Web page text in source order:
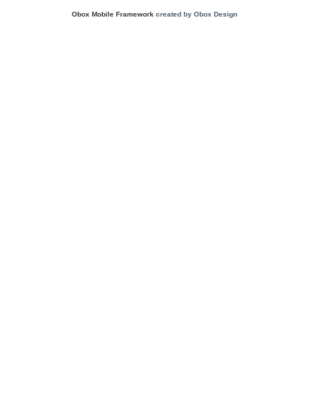
Obox Mobile Framework created by Obox Design